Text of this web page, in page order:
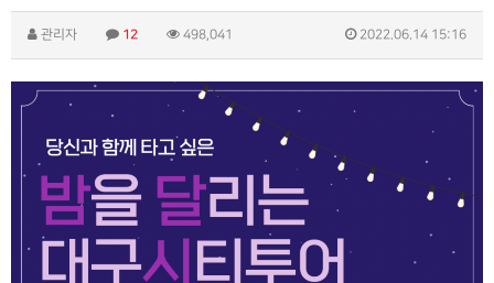
관리자 12 498,041 2022.06.14 15:16